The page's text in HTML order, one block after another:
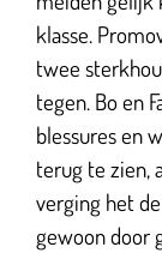
klasse.
twee
tegen. Bo en
blessures en
terug te zien,
verging het
gewoon door